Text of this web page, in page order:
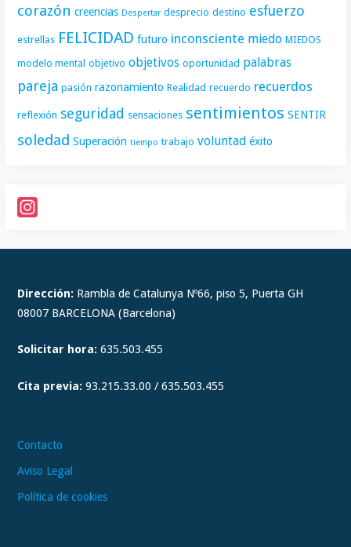
corazón creencias Despertar desprecio destino esfuerzo
estrellas FELICIDAD futuro inconsciente miedo MIEDOS
modelo mental objetivo objetivos oportunidad palabras
pareja pasión razonamiento Realidad recuerdo recuerdos
reflexión seguridad sensaciones sentimientos SENTIR
soledad Superación tiempo trabajo voluntad éxito
n
t
a
r
m
Dirección: Rambla de Catalunya Nº66, piso 5, Puerta GH
08007 BARCELONA (Barcelona)
Solicitar hora: 635.503.455
Cita previa: 93.215.33.00 / 635.503.455
Contacto
Aviso Legal
Política de cookies